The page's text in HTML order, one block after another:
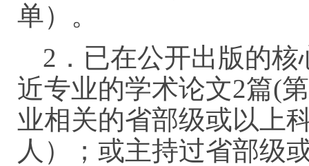
单）。
2．已在公开出版的
近专业的学术论文2篇(
业相关的省部级或以上
人）；或主持过省部级